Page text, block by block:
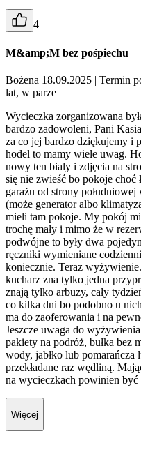
4
M&amp;M bez pośpiechu
Bożena 18.09.2025 | Termin
lat, w parze
Wycieczka zorganizowana
bardzo zadowoleni, Pani
za co jej bardzo dziękujemy i
hodel to mamy wiele uwag.
nowy ten bialy i zdjęcia na
się nie zwieść bo pokoje choć
garażu od strony
(może generator albo
mieli tam pokoje. My pokój
trochę mały i mimo że w
podwójne to były dwa
ręczniki wymieniane
koniecznie. Teraz
kucharz zna tylko jedna
znają tylko arbuzy, cały
co kilka dni bo podobno u
ma do zaoferowania i na
Jeszcze uwaga do
pakiety na podróż, bułka bez
wody, jabłko lub pomarańcza
przekładane raz wędliną.
na wycieczkach powinien
Więcej